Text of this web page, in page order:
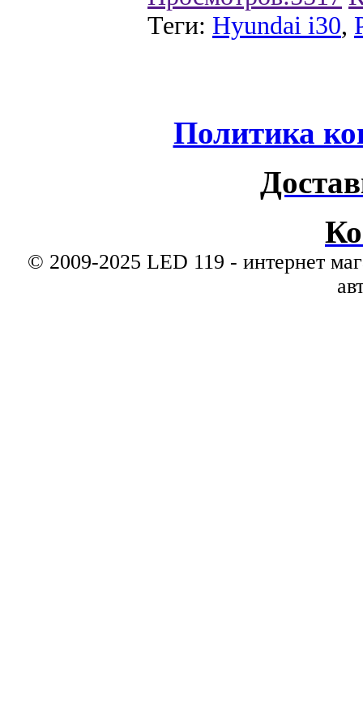
Теги: Hyundai i30,
Политика
© 2009-2025 LED 119 - интернет